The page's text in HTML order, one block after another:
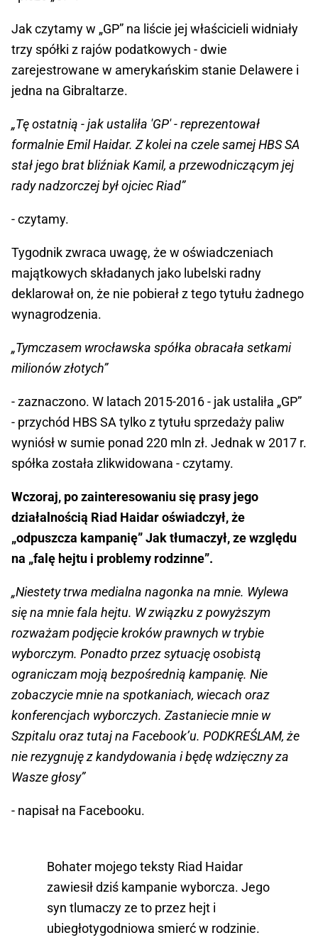
Jak czytamy w „GP” na liście jej właścicieli widniały
trzy spółki z rajów podatkowych - dwie
zarejestrowane w amerykańskim stanie Delawere i
jedna na Gibraltarze.
„Tę ostatnią - jak ustaliła 'GP' - reprezentował
formalnie Emil Haidar. Z kolei na czele samej HBS SA
stał jego brat bliźniak Kamil, a przewodniczącym jej
rady nadzorczej był ojciec Riad”
- czytamy.
Tygodnik zwraca uwagę, że w oświadczeniach
majątkowych składanych jako lubelski radny
deklarował on, że nie pobierał z tego tytułu żadnego
wynagrodzenia.
„Tymczasem wrocławska spółka obracała setkami
milionów złotych”
- zaznaczono. W latach 2015-2016 - jak ustaliła „GP”
- przychód HBS SA tylko z tytułu sprzedaży paliw
wyniósł w sumie ponad 220 mln zł. Jednak w 2017 r.
spółka została zlikwidowana - czytamy.
Wczoraj, po zainteresowaniu się prasy jego
działalnością Riad Haidar oświadczył, że
„odpuszcza kampanię” Jak tłumaczył, ze względu
na „falę hejtu i problemy rodzinne”.
„Niestety trwa medialna nagonka na mnie. Wylewa
się na mnie fala hejtu. W związku z powyższym
rozważam podjęcie kroków prawnych w trybie
wyborczym. Ponadto przez sytuację osobistą
ograniczam moją bezpośrednią kampanię. Nie
zobaczycie mnie na spotkaniach, wiecach oraz
konferencjach wyborczych. Zastaniecie mnie w
Szpitalu oraz tutaj na Facebook’u. PODKREŚLAM, że
nie rezygnuję z kandydowania i będę wdzięczny za
Wasze głosy”
- napisał na Facebooku.
Bohater mojego teksty Riad Haidar
zawiesił dziś kampanie wyborcza. Jego
syn tlumaczy ze to przez hejt i
ubiegłotygodniowa smierć w rodzinie.